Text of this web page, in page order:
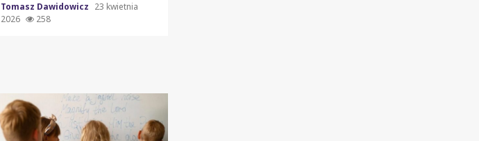
Tomasz Dawidowicz 23 kwietnia
2026
258